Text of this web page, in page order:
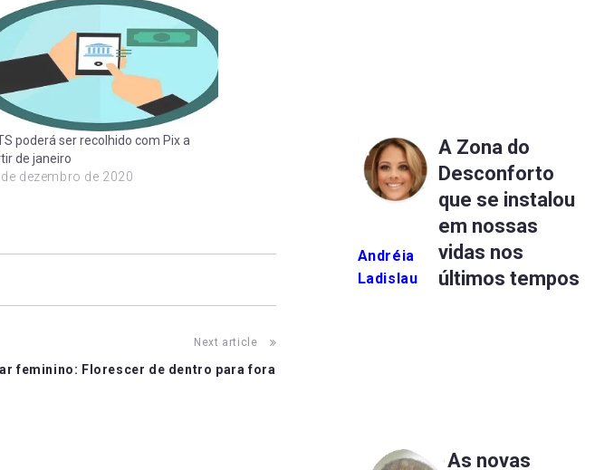
poderá ser recolhido com Pix a
de janeiro
dezembro de 2020
Next article
feminino: Florescer de dentro para fora
Andréia
Ladislau
A Zona do
Desconforto
que se instalou
em nossas
vidas nos
últimos tempos
As novas